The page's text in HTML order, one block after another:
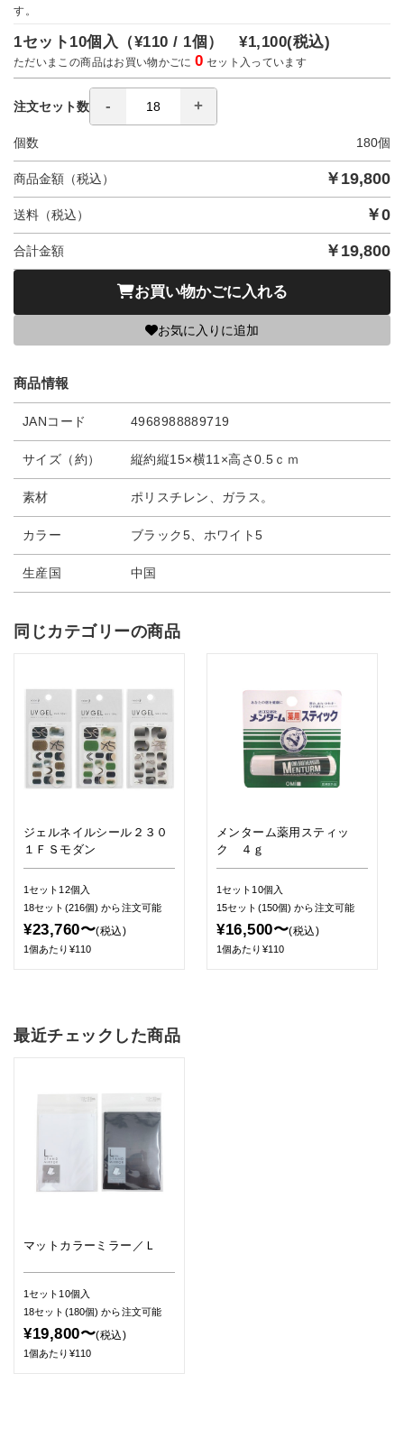
す。
1セット10個入（¥110 / 1個）¥1,100(税込)
ただいまこの商品はお買い物かごに0 セット入っています
注文セット数
個数 180個
商品金額（税込） ￥ 19,800
送料（税込） ￥0
合計金額 ￥ 19,800
お買い物かごに入れる
お気に入りに追加
商品情報
JANコード 4968988889719
サイズ（約） 縦約縦15×横11×高さ0.5ｃｍ
素材 ポリスチレン、ガラス。
カラー ブラック5、ホワイト5
生産国 中国
同じカテゴリーの商品
ジェルネイルシール２３０
１ＦＳモダン
1セット12個入
18セット(216個)から注文可能
¥23,760〜(税込)
1個あたり¥110
メンターム薬用スティッ
ク ４ｇ
1セット10個入
15セット(150個)から注文可能
¥16,500〜(税込)
1個あたり¥110
最近チェックした商品
マットカラーミラー／Ｌ
1セット10個入
18セット(180個)から注文可能
¥19,800〜(税込)
1個あたり¥110